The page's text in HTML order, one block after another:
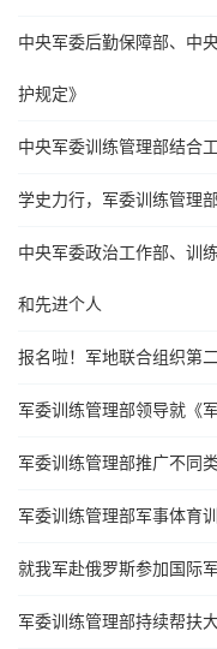
中央军委后勤保障部、中
护规定》
中央军委训练管理部结合
学史力行，军委训练管理
中央军委政治工作部、训
和先进个人
报名啦！军地联合组织第
军委训练管理部领导就《
军委训练管理部推广不同
军委训练管理部军事体育
就我军赴俄罗斯参加国际
军委训练管理部持续帮扶